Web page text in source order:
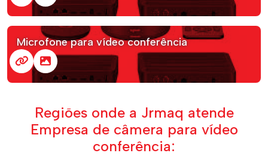
Microfone para vídeo conferência
Regiões onde a Jrmaq atende
Empresa de câmera para vídeo
conferência: